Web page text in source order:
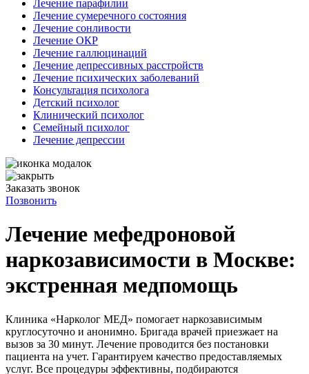
Лечение парафилии
Лечение сумеречного состояния
Лечение сонливости
Лечение ОКР
Лечение галлюцинаций
Лечение депрессивных расстройств
Лечение психических заболеваний
Консультация психолога
Детский психолог
Клинический психолог
Семейный психолог
Лечение депрессии
Заказать звонок
Позвонить
Лечение мефедроновой
наркозависимости в Москве:
экстренная медпомощь
Клиника «Нарколог МЕД» помогает наркозависимым
круглосуточно и анонимно. Бригада врачей приезжает на
вызов за 30 минут. Лечение проводится без постановки
пациента на учет. Гарантируем качество предоставляемых
услуг. Все процедуры эффективны, подбираются